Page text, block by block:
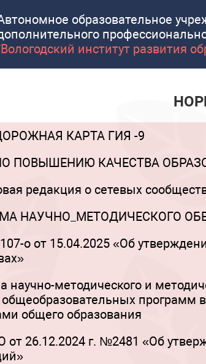
образовательное
институт развития
КАРТА ГИЯ -9
ПОВЫШЕНИЮ КАЧЕСТВА
редакция о сетевых
НАУЧНО_МЕТОДИЧЕСКОГО
о от 15.04.2025 «Об
научно-методического и
программ
общего образования
от 26.12.2024 г. №2481 «Об